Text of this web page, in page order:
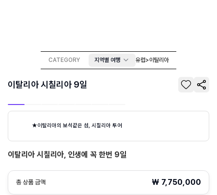
CATEGORY 지역별 여행 유럽>이탈리아
이탈리아 시칠리아 9일
이탈리아 시칠리아, 인생에 꼭 한번 9일
총 상품 금액 ₩ 7,750,000
★이탈리아의 보석같은 섬, 시칠리아 투어